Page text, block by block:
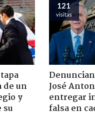
de un
y
121
visitas
José
entregar
falsa en